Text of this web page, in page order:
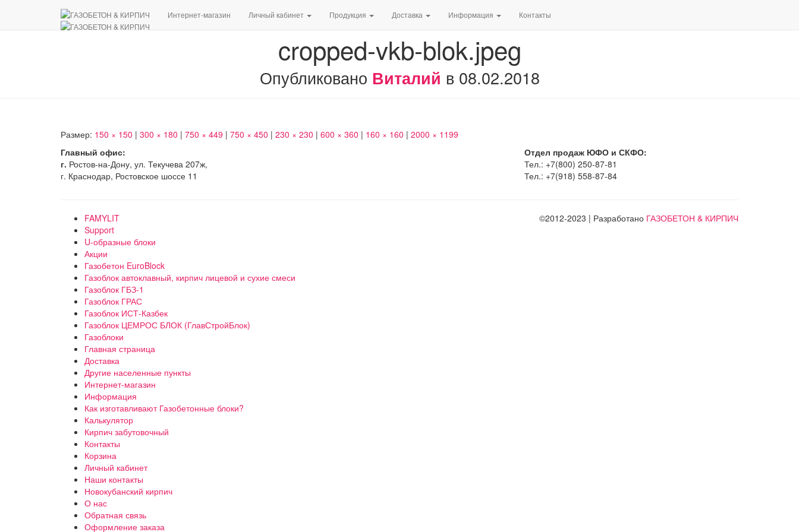
Интернет-магазин Личный кабинет Продукция Доставка Информация Контакты
cropped-vkb-blok.jpeg
Опубликовано Виталий в 08.02.2018
Размер: 150 × 150 | 300 × 180 | 750 × 449 | 750 × 450 | 230 × 230 | 600 × 360 | 160 × 160 | 2000 × 1199
Главный офис:
г. Ростов-на-Дону, ул. Текучева 207ж,
г. Краснодар, Ростовское шоссе 11
Отдел продаж ЮФО и СКФО:
Тел.: +7(800) 250-87-81
Тел.: +7(918) 558-87-84
FAMYLIT
Support
U-образные блоки
Акции
Газобетон EuroBlock
Газоблок автоклавный, кирпич лицевой и сухие смеси
Газоблок ГБЗ-1
Газоблок ГРАС
Газоблок ИСТ-Казбек
Газоблок ЦЕМРОС БЛОК (ГлавСтройБлок)
Газоблоки
Главная страница
Доставка
Другие населенные пункты
Интернет-магазин
Информация
Как изготавливают Газобетонные блоки?
Калькулятор
Кирпич забутовочный
Контакты
Корзина
Личный кабинет
Наши контакты
Новокубанский кирпич
О нас
Обратная связь
Оформление заказа
©2012-2023 | Разработано ГАЗОБЕТОН & КИРПИЧ